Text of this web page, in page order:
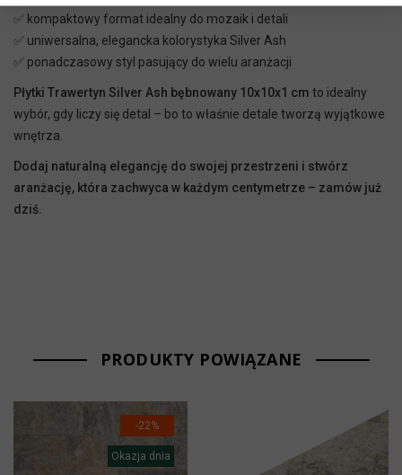
✅ kompaktowy format idealny do mozaik i detali
✅ uniwersalna, elegancka kolorystyka Silver Ash
✅ ponadczasowy styl pasujący do wielu aranżacji
Płytki Trawertyn Silver Ash bębnowany 10x10x1 cm to idealny
wybór, gdy liczy się detal – bo to właśnie detale tworzą wyjątkowe
wnętrza.
Dodaj naturalną elegancję do swojej przestrzeni i stwórz
aranżację, która zachwyca w każdym centymetrze – zamów już
dziś.
PRODUKTY POWIĄZANE
-22%
Okazja dnia